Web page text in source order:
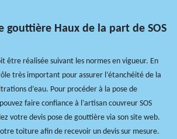
gouttière Haux de la part de SOS
être réalisée suivant les normes en vigueur. En
très important pour assurer l’étanchéité de la
d’eau. Pour procéder à la pose de
faire confiance à l’artisan couvreur SOS
votre devis pose de gouttière via son site web.
toiture afin de recevoir un devis sur mesure.